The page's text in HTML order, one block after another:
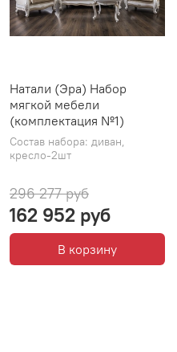
Натали (Эра) Набор
мягкой мебели
(комплектация №1)
Состав набора: диван,
кресло-2шт
296 277 руб
162 952 руб
В корзину